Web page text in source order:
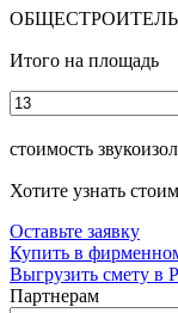
Итого на площадь
стоимость
Хотите узнать
Оставьте заявку
Купить в
Выгрузить смету в
Партнерам